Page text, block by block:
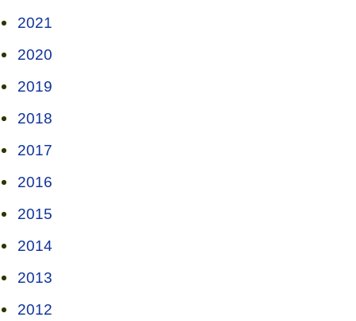
2021
2020
2019
2018
2017
2016
2015
2014
2013
2012